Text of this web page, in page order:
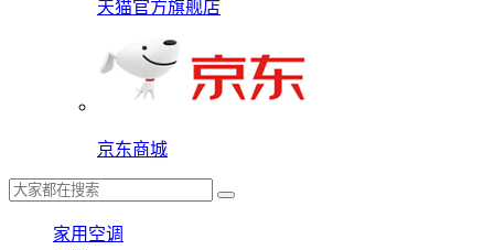
天猫官方旗舰店
京东商城
家用空调